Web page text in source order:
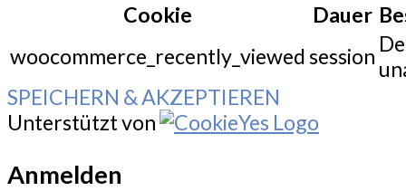
Cookie
Dauer
woocommerce_recently_viewed session
SPEICHERN & AKZEPTIEREN
Unterstützt von
Anmelden